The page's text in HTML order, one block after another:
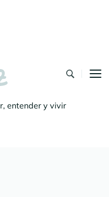
entender y vivir